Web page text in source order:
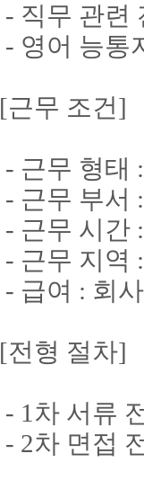
- 직무 관련
- 영어 능통
[근무 조건]
- 근무 형태
- 근무 부서
- 근무 시간
- 근무 지역
- 급여 : 회
[전형 절차]
- 1차 서류
- 2차 면접